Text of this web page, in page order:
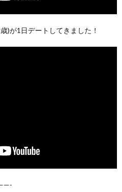
)が1日デートしてきました！